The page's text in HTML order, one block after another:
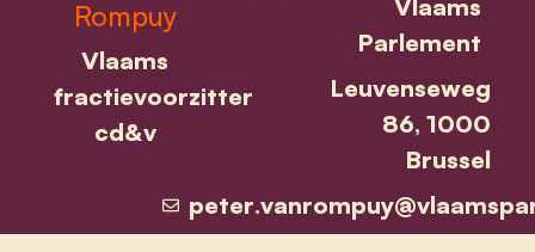
Rompuy
Vlaams
fractievoorzitter
cd&v
Vlaams
Parlement
Leuvenseweg
86, 1000
Brussel